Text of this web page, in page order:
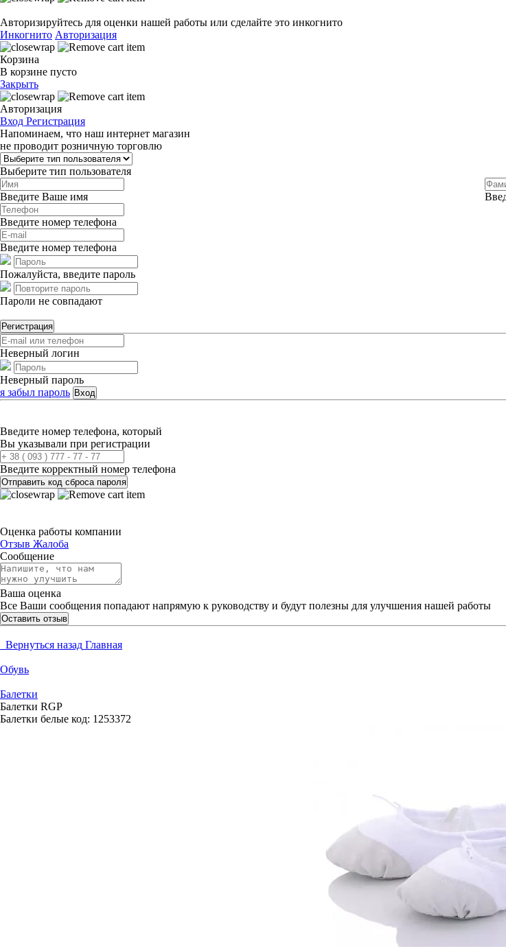
Авторизируйтесь для оценки нашей работы или сделайте это инкогнито
Инкогнито Авторизация
Корзина
В корзине пусто
Закрыть
Авторизация
Вход Регистрация
Напоминаем, что наш интернет магазин
не проводит розничную торговлю
Выберите тип пользователя
Введите Ваше имя
Введите номер телефона
Введите номер телефона
Пожалуйста, введите пароль
Пароли не совпадают
Регистрация
Неверный логин
Неверный пароль
я забыл пароль Вход
Введите номер телефона, который
Вы указывали при регистрации
Введите корректный номер телефона
Отправить код сброса пароля
Оценка работы компании
Отзыв Жалоба
Сообщение
Ваша оценка
Все Ваши сообщения попадают напрямую к руководству и будут полезны для улучшения нашей работы
Оставить отзыв
Вернуться назад Главная
Обувь
Балетки
Балетки RGP
Балетки белые код: 1253372